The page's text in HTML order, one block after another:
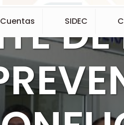
SIDEC